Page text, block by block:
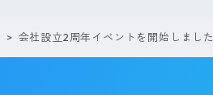
会社設立2周年イベントを開始しました